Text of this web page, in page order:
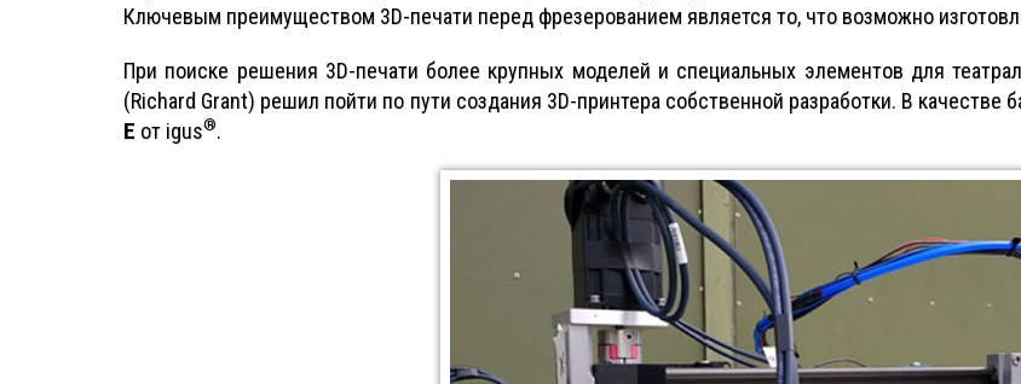
Ключевым преимуществом 3D-печати перед фрезерованием является то, что возможно
При поиске решения 3D-печати более крупных моделей и специальных элементов для
(Richard Grant) решил пойти по пути создания 3D-принтера собственной разработки. В качестве
E от igus®.